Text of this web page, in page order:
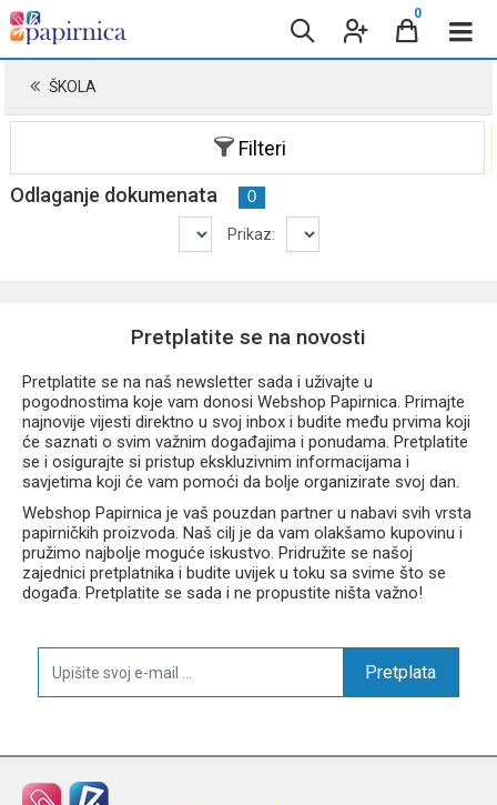
0
ŠKOLA
Filteri
Odlaganje dokumenata 0
Prikaz:
Pretplatite se na novosti
Pretplatite se na naš newsletter sada i uživajte u
pogodnostima koje vam donosi Webshop Papirnica. Primajte
najnovije vijesti direktno u svoj inbox i budite među prvima koji
će saznati o svim važnim događajima i ponudama. Pretplatite
se i osigurajte si pristup ekskluzivnim informacijama i
savjetima koji će vam pomoći da bolje organizirate svoj dan.
Webshop Papirnica je vaš pouzdan partner u nabavi svih vrsta
papirničkih proizvoda. Naš cilj je da vam olakšamo kupovinu i
pružimo najbolje moguće iskustvo. Pridružite se našoj
zajednici pretplatnika i budite uvijek u toku sa svime što se
događa. Pretplatite se sada i ne propustite ništa važno!
Pretplata